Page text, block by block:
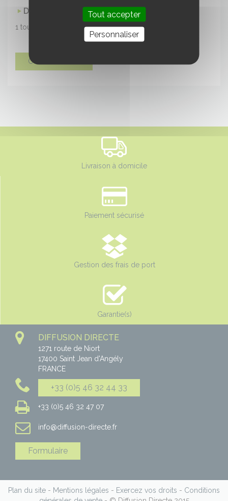
DESCRIPTION
1 toupie - 13 bras - 2 essieux - 4 roues.
Contactez nous
Livraison à domicile
Paiement sécurisé
Gestion des frais de port
Garantie(s)
DIFFUSION DIRECTE
1271 route de Niort
17400 Saint Jean d'Angély
FRANCE
+33 (0)5 46 32 44 33
+33 (0)5 46 32 47 07
info@diffusion-directe.fr
Formulaire
Plan du site - Mentions légales - Exercez vos droits - Conditions
Tout accepter
Personnaliser